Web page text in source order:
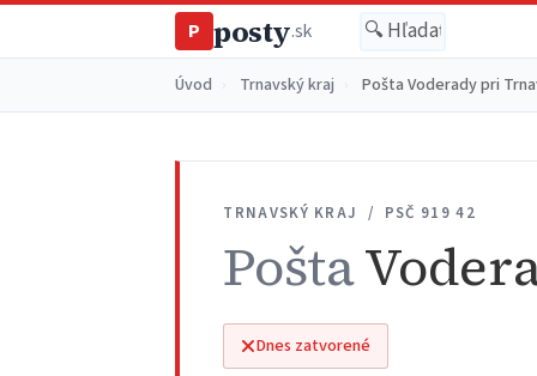
P posty.sk
Úvod Trnavský kraj Pošta Voderady pri
TRNAVSKÝ KRAJ / PSČ 919 42
Pošta
Dnes zatvorené